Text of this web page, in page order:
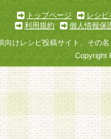
トップページ
レシピ
利用規約
個人情報保
向けレシピ投稿サイト、その
Copyright